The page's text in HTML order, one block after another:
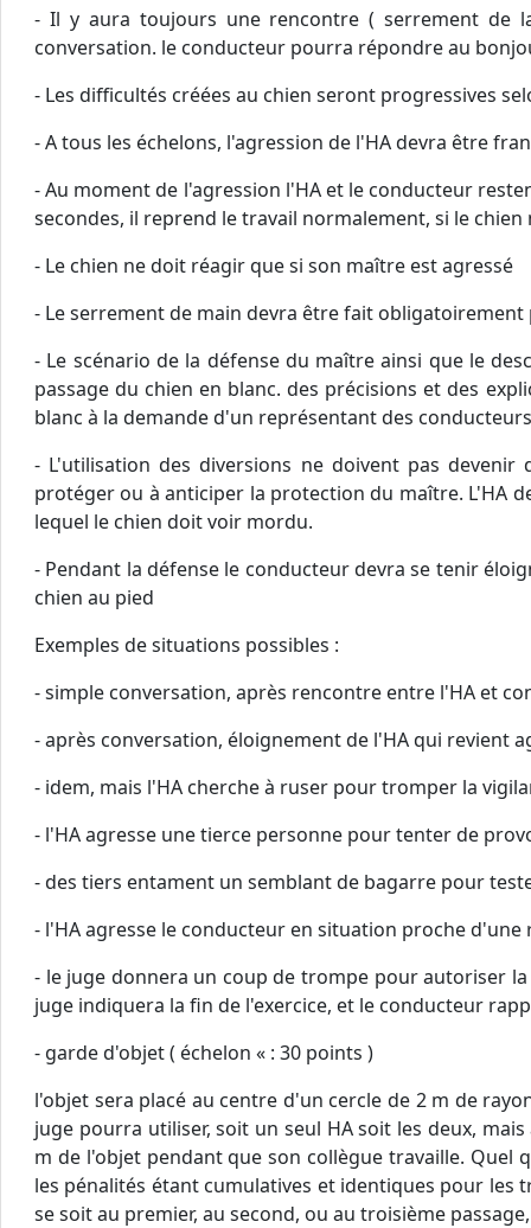
- Il y aura toujours une rencontre ( serrement de
conversation. le conducteur pourra répondre au
- Les difficultés créées au chien seront progressives
- A tous les échelons, l'agression de l'HA devra être
- Au moment de l'agression l'HA et le conducteur
secondes, il reprend le travail normalement, si le
- Le chien ne doit réagir que si son maître est agressé
- Le serrement de main devra être fait obligatoirement
- Le scénario de la défense du maître ainsi que le
passage du chien en blanc. des précisions et des
blanc à la demande d'un représentant des
- L'utilisation des diversions ne doivent pas
protéger ou à anticiper la protection du maître. L'HA
lequel le chien doit voir mordu.
- Pendant la défense le conducteur devra se tenir
chien au pied
Exemples de situations possibles :
- simple conversation, après rencontre entre l'HA et
- après conversation, éloignement de l'HA qui revient
- idem, mais l'HA cherche à ruser pour tromper la
- l'HA agresse une tierce personne pour tenter de
- des tiers entament un semblant de bagarre pour
- l'HA agresse le conducteur en situation proche
- le juge donnera un coup de trompe pour autoriser
juge indiquera la fin de l'exercice, et le conducteur
- garde d'objet ( échelon « : 30 points )
l'objet sera placé au centre d'un cercle de 2 m de
juge pourra utiliser, soit un seul HA soit les deux,
m de l'objet pendant que son collègue travaille.
les pénalités étant cumulatives et identiques pour les
se soit au premier, au second, ou au troisième